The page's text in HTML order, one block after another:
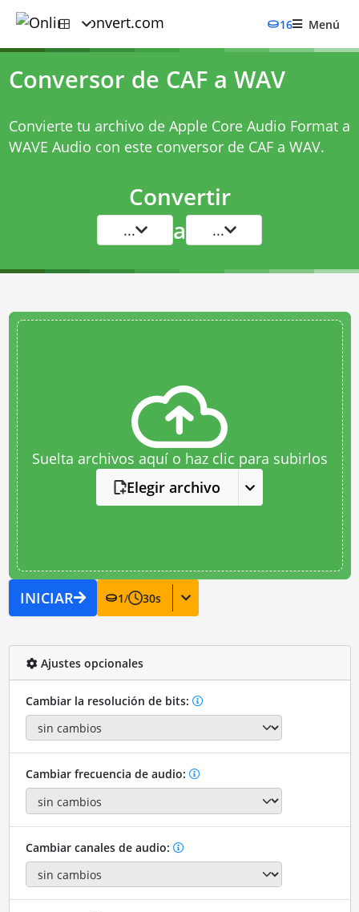
16 Menú
Conversor de CAF a WAV
Convierte tu archivo de Apple Core Audio Format a
WAVE Audio con este conversor de CAF a WAV.
Convertir
... a ...
Suelta archivos aquí o haz clic para subirlos
Elegir archivo
INICIAR 1/ 30s
Ajustes opcionales
Cambiar la resolución de bits:
Cambiar frecuencia de audio:
Cambiar canales de audio: